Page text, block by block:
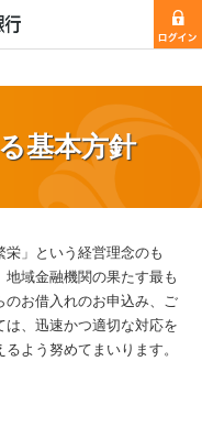
基本方針
」という経営理念のも
域金融機関の果たす最も
のお借入れのお申込み、ご
、迅速かつ適切な対応を
よう努めてまいります。